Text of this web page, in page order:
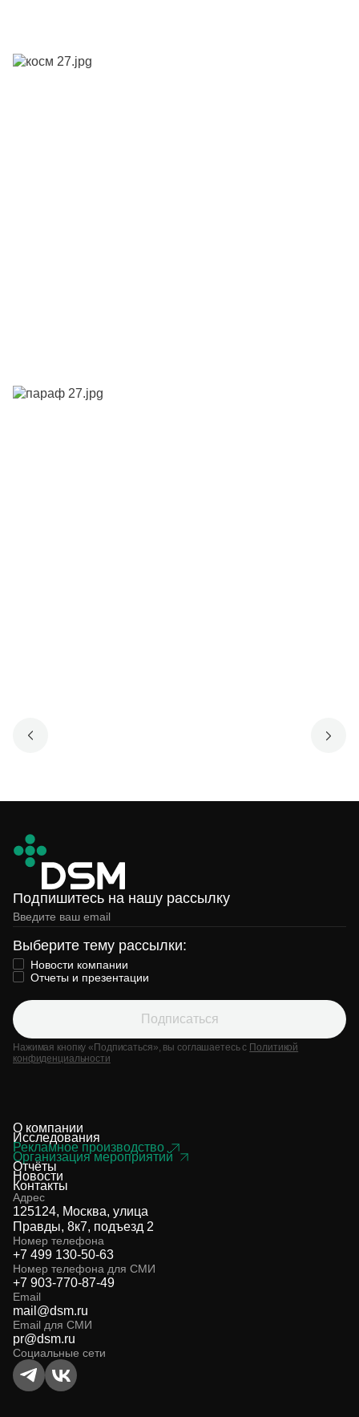
Подпишитесь на нашу рассылку
Выберите тему рассылки:
Новости компании
Отчеты и презентации
Подписаться
Нажимая кнопку «Подписаться», вы соглашаетесь с Политикой
конфиденциальности
О компании
Исследования
Рекламное производство
Организация мероприятий
Отчёты
Новости
Контакты
Адрес
125124, Москва, улица
Правды, 8к7, подъезд 2
Номер телефона
+7 499 130-50-63
Номер телефона для СМИ
+7 903-770-87-49
Email
mail@dsm.ru
Email для СМИ
pr@dsm.ru
Социальные сети